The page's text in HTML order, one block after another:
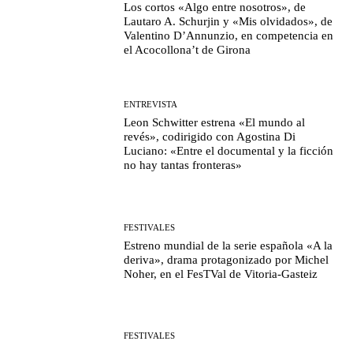
Los cortos «Algo entre nosotros», de
Lautaro A. Schurjin y «Mis olvidados», de
Valentino D’Annunzio, en competencia en
el Acocollona’t de Girona
ENTREVISTA
Leon Schwitter estrena «El mundo al
revés», codirigido con Agostina Di
Luciano: «Entre el documental y la ficción
no hay tantas fronteras»
FESTIVALES
Estreno mundial de la serie española «A la
deriva», drama protagonizado por Michel
Noher, en el FesTVal de Vitoria-Gasteiz
FESTIVALES